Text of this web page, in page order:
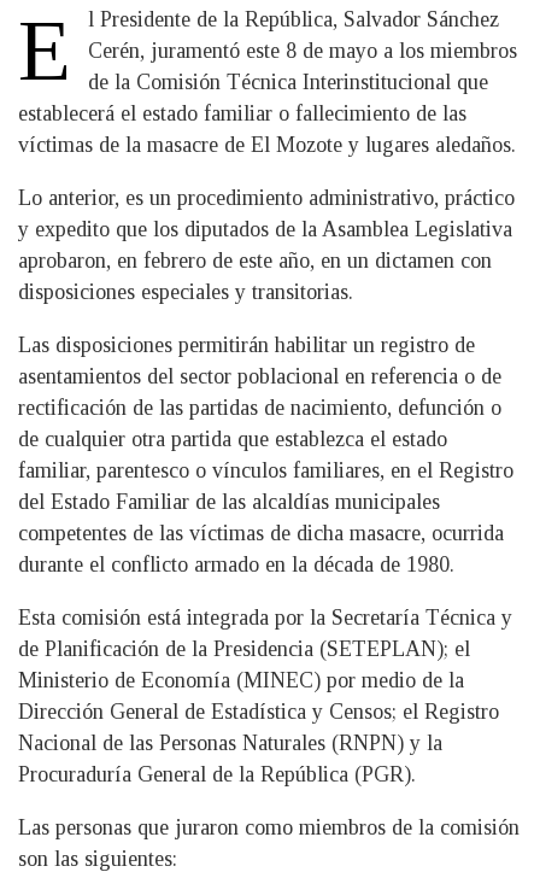
E
l Presidente de la República, Salvador Sánchez
Cerén, juramentó este 8 de mayo a los miembros
de la Comisión Técnica Interinstitucional que
establecerá el estado familiar o fallecimiento de las
víctimas de la masacre de El Mozote y lugares aledaños.
Lo anterior, es un procedimiento administrativo, práctico
y expedito que los diputados de la Asamblea Legislativa
aprobaron, en febrero de este año, en un dictamen con
disposiciones especiales y transitorias.
Las disposiciones permitirán habilitar un registro de
asentamientos del sector poblacional en referencia o de
rectificación de las partidas de nacimiento, defunción o
de cualquier otra partida que establezca el estado
familiar, parentesco o vínculos familiares, en el Registro
del Estado Familiar de las alcaldías municipales
competentes de las víctimas de dicha masacre, ocurrida
durante el conflicto armado en la década de 1980.
Esta comisión está integrada por la Secretaría Técnica y
de Planificación de la Presidencia (SETEPLAN); el
Ministerio de Economía (MINEC) por medio de la
Dirección General de Estadística y Censos; el Registro
Nacional de las Personas Naturales (RNPN) y la
Procuraduría General de la República (PGR).
Las personas que juraron como miembros de la comisión
son las siguientes: